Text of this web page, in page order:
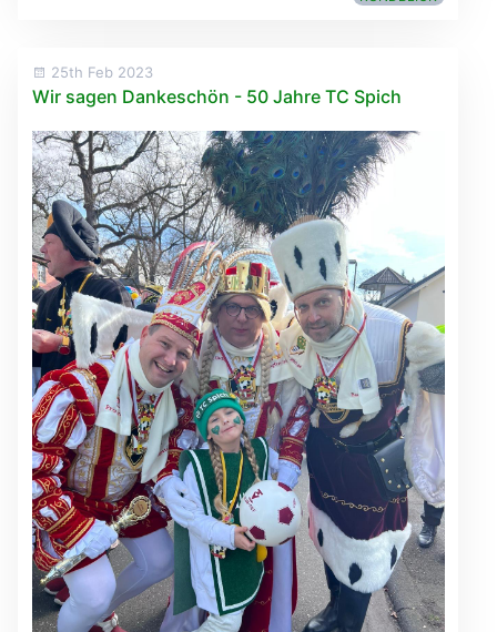
25th Feb 2023
Wir sagen Dankeschön - 50 Jahre TC Spich